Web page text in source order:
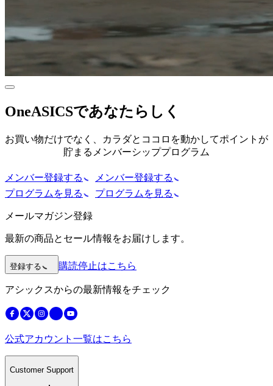
OneASICSであなたらしく
お買い物だけでなく、カラダとココロを動かしてポイントが
貯まるメンバーシッププログラム​
メンバー登録する
メンバー登録する
プログラムを見る
プログラムを見る
メールマガジン登録
最新の商品とセール情報をお届けします。
登録する 購読停止はこちら
アシックスからの最新情報をチェック
公式アカウント一覧はこちら
Customer Support